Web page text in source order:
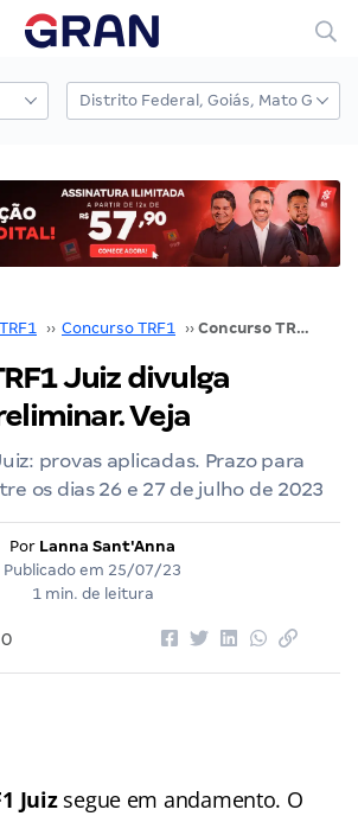
TRF1 ›› Concurso TRF1 ›› Concurso TRF1 Juiz divulga gabarito preliminar. Veja
Juiz divulga
Veja
provas aplicadas. Prazo para
os dias 26 e 27 de julho de 2023
Por Lanna Sant'Anna
Publicado em 25/07/23
1 min. de leitura
0
Juizsegue em andamento. O